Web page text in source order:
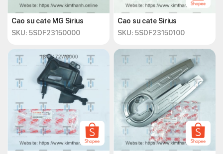
Cao su cate MG Sirius
SKU: 5SDF23150000
Cao su cate Sirius
SKU: 5SDF23150100